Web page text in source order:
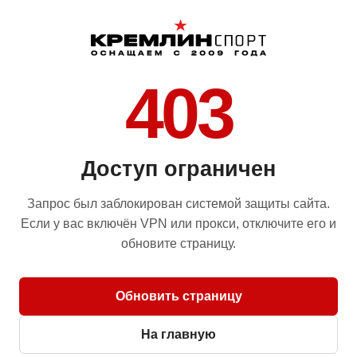
403
Доступ ограничен
Запрос был заблокирован системой защиты сайта.
Если у вас включён VPN или прокси, отключите его и
обновите страницу.
Обновить страницу
На главную